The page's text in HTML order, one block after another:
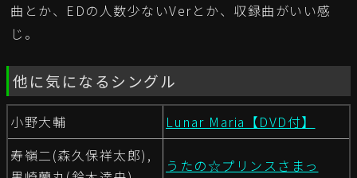
曲とか、EDの人数少ないVerとか、収録曲がいい感
じ。
他に気になるシングル
小野大輔
Lunar Maria【DVD付】
寿嶺二(森久保祥太郎),
うたの☆プリンスさまっ